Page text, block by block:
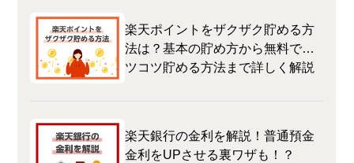
楽天ポイントをザクザク貯める方
法は？基本の貯め方から無料でコ
ツコツ貯める方法まで詳しく解説
楽天銀行の金利を解説！普通預金
金利をUPさせる裏ワザも！？